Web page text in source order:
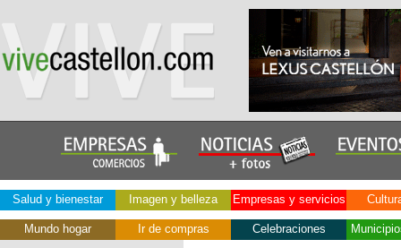
Salud y bienestar Imagen y belleza Empresas y servicios
Mundo hogar Ir de compras Celebraciones